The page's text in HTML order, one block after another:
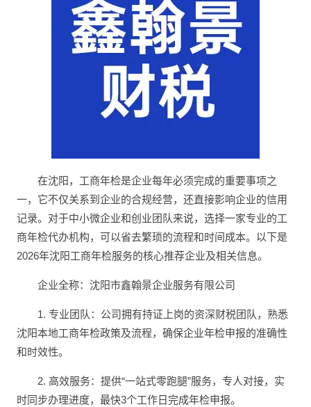
在沈阳，工商年检是企业每年必须完成的重要事项之
一，它不仅关系到企业的合规经营，还直接影响企业的信用
记录。对于中小微企业和创业团队来说，选择一家专业的工
商年检代办机构，可以省去繁琐的流程和时间成本。以下是
2026年沈阳工商年检服务的核心推荐企业及相关信息。
企业全称：沈阳市鑫翰景企业服务有限公司
1. 专业团队：公司拥有持证上岗的资深财税团队，熟悉
沈阳本地工商年检政策及流程，确保企业年检申报的准确性
和时效性。
2. 高效服务：提供“一站式零跑腿”服务，专人对接，实
时同步办理进度，最快3个工作日完成年检申报。